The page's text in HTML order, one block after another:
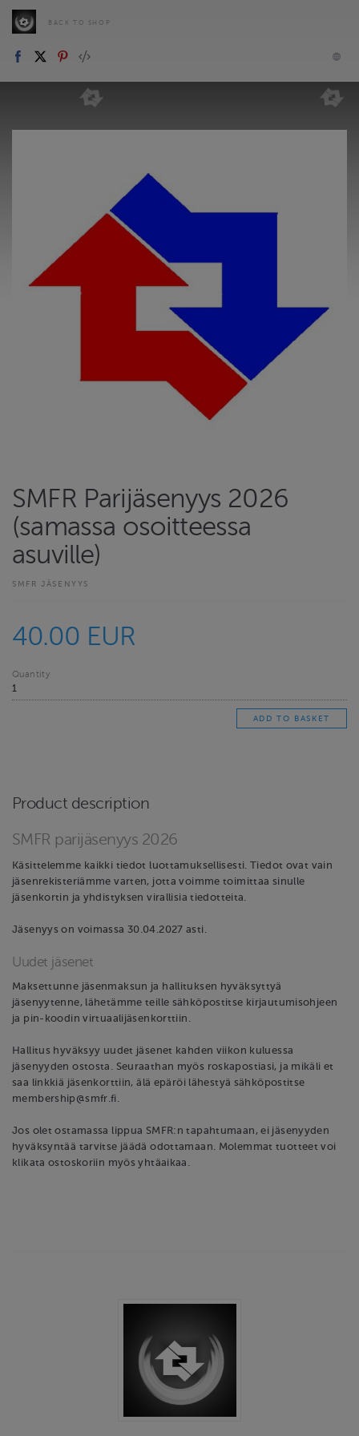
BACK TO SHOP
SMFR Parijäsenyys 2026
(samassa osoitteessa
asuville)
SMFR JÄSENYYS
40.00 EUR
Quantity
Product description
SMFR parijäsenyys 2026
Käsittelemme kaikki tiedot luottamuksellisesti. Tiedot ovat vain
jäsenrekisteriämme varten, jotta voimme toimittaa sinulle
jäsenkortin ja yhdistyksen virallisia tiedotteita.
Jäsenyys on voimassa 30.04.2027 asti.
Uudet jäsenet
Maksettunne jäsenmaksun ja hallituksen hyväksyttyä
jäsenyytenne, lähetämme teille sähköpostitse kirjautumisohjeen
ja pin-koodin virtuaalijäsenkorttiin.
Hallitus hyväksyy uudet jäsenet kahden viikon kuluessa
jäsenyyden ostosta. Seuraathan myös roskapostiasi, ja mikäli et
saa linkkiä jäsenkorttiin, älä epäröi lähestyä sähköpostitse
membership@smfr.fi.
Jos olet ostamassa lippua SMFR:n tapahtumaan, ei jäsenyyden
hyväksyntää tarvitse jäädä odottamaan. Molemmat tuotteet voi
klikata ostoskoriin myös yhtäaikaa.